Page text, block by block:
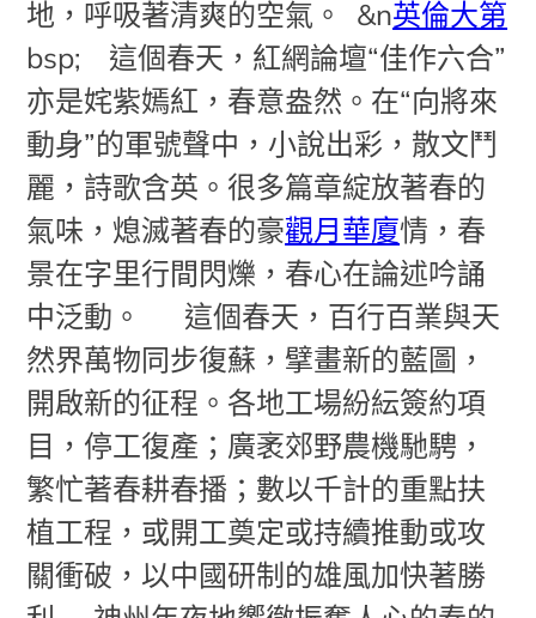
地，呼吸著清爽的空氣。 &n英倫大第
bsp; 這個春天，紅網論壇“佳作六合”
亦是姹紫嫣紅，春意盎然。在“向將來
動身”的軍號聲中，小說出彩，散文鬥
麗，詩歌含英。很多篇章綻放著春的
氣味，熄滅著春的豪觀月華廈情，春
景在字里行間閃爍，春心在論述吟誦
中泛動。
這個春天，百行百業與天
然界萬物同步復蘇，擘畫新的藍圖，
開啟新的征程。各地工場紛紜簽約項
目，停工復產；廣袤郊野農機馳騁，
繁忙著春耕春播；數以千計的重點扶
植工程，或開工奠定或持續推動或攻
關衝破，以中國研制的雄風加快著勝